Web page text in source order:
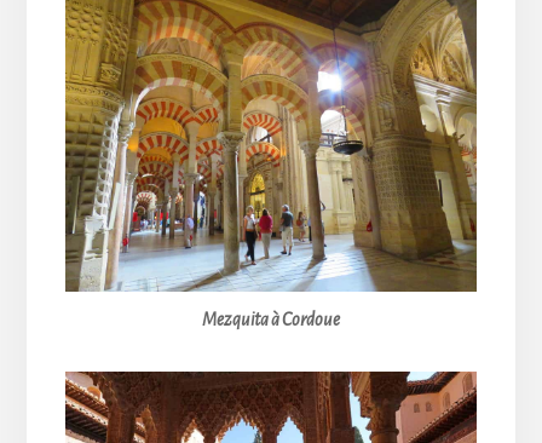
Mezquita à Cordoue